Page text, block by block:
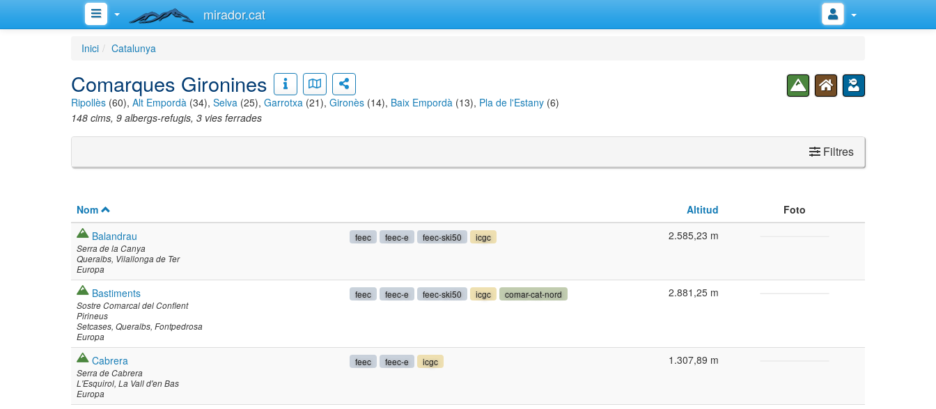
mirador.cat
Inici Catalunya
Comarques Gironines
Ripollès (60), Alt Empordà (34), Selva (25), Garrotxa (21), Gironès (14), Baix Empordà (13), Pla de l'Estany (6)
148 cims, 9 albergs-refugis, 3 vies ferrades
Filtres
Nom Altitud
Foto
Balandrau
Serra de la Canya
Queralbs Vilallonga de Ter
Europa
feec feec-e feec-ski50 icgc 2.585,23 m
Bastiments
Sostre Comarcal del Conflent
Pirineus
Setcases Queralbs Fontpedrosa
Europa
feec feec-e feec-ski50 icgc comar-cat-nord 2.881,25 m
Cabrera
Serra de Cabrera
L'Esquirol La Vall d'en Bas
Europa
feec feec-e icgc 1.307,89 m